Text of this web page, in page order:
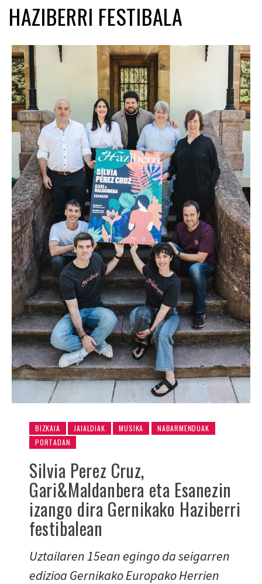
HAZIBERRI FESTIBALA
BIZKAIA JAIALDIAK MUSIKA
NABARMENDUAK
PORTADAN
Silvia Perez Cruz,
Gari&Maldanbera eta Esanezin
izango dira Gernikako Haziberri
festibalean
Uztailaren 15ean egingo da seigarren
edizioa Gernikako Europako Herrien